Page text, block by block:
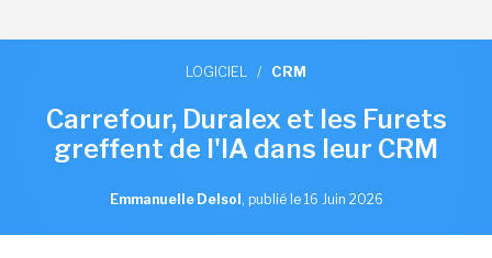
LOGICIEL / CRM
Carrefour, Duralex et les Furets
greffent de l'IA dans leur CRM
Emmanuelle Delsol , publié le 16 Juin 2026